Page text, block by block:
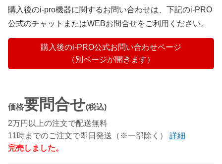
購入後のi-pro機器に関するお問い合わせは、下記のi-PRO
公式のチャットまたはWEBお問合せをご利用ください。
購入後のi-PRO公式お問い合わせページ
（別ページが開きます）
価格要問合せ(税込)
2万円以上の注文で配送無料
11時までのご注文で即日発送（※一部除く）
詳細
完売しました。